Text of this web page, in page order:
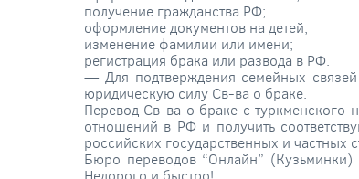
получение гражданства РФ;
оформление документов на детей;
изменение фамилии или имени;
регистрация брака или развода в РФ.
— Для подтверждения семейных связей
юридическую силу Св-ва о браке.
Перевод Св-ва о браке с туркменского
отношений в РФ и получить
российских государственных и частных
Бюро переводов “Онлайн” (Кузьминки)
Недорого и быстро!